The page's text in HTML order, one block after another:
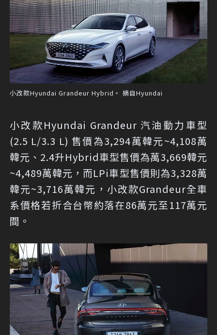
小改款Hyundai Grandeur Hybrid。 摘自Hyundai
小改款Hyundai Grandeur 汽油動力車型
(2.5 L/3.3 L) 售價為3,294萬韓元~4,108萬
韓元、2.4升Hybrid車型售價為萬3,669韓元
~4,489萬韓元，而LPi車型售價則為3,328萬
韓元~3,716萬韓元，小改款Grandeur全車
系價格若折合台幣約落在86萬元至117萬元
間。